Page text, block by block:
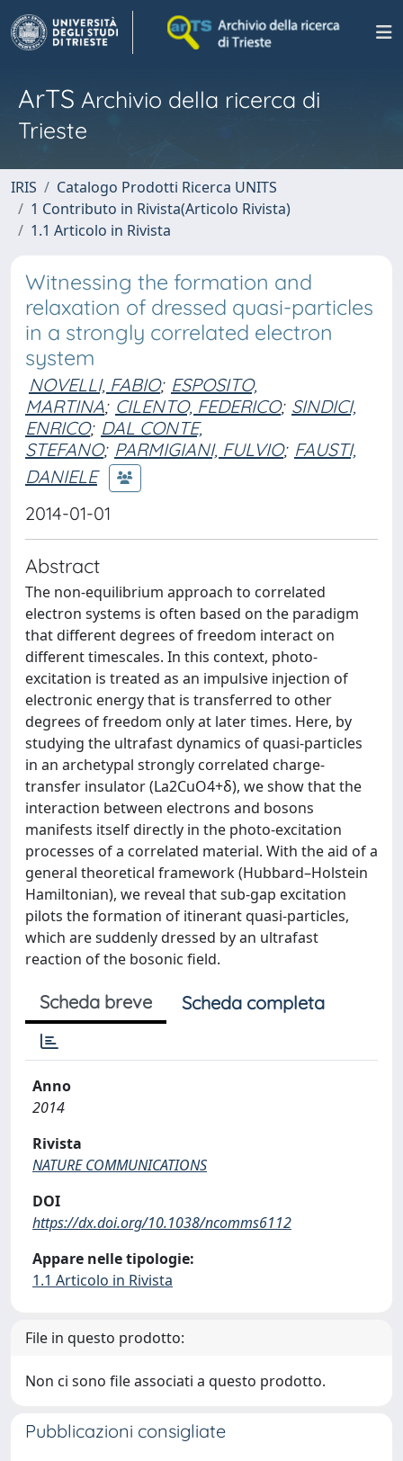
ArTS Archivio della ricerca di
Trieste
IRIS
Catalogo Prodotti Ricerca UNITS
1 Contributo in Rivista(Articolo Rivista)
1.1 Articolo in Rivista
Witnessing the formation and
relaxation of dressed quasi-particles
in a strongly correlated electron
system
NOVELLI, FABIO; ESPOSITO,
MARTINA; CILENTO, FEDERICO; SINDICI,
ENRICO; DAL CONTE,
STEFANO; PARMIGIANI, FULVIO; FAUSTI,
DANIELE
2014-01-01
Abstract
The non-equilibrium approach to correlated
electron systems is often based on the paradigm
that different degrees of freedom interact on
different timescales. In this context, photo-
excitation is treated as an impulsive injection of
electronic energy that is transferred to other
degrees of freedom only at later times. Here, by
studying the ultrafast dynamics of quasi-particles
in an archetypal strongly correlated charge-
transfer insulator (La2CuO4+δ), we show that the
interaction between electrons and bosons
manifests itself directly in the photo-excitation
processes of a correlated material. With the aid of a
general theoretical framework (Hubbard–Holstein
Hamiltonian), we reveal that sub-gap excitation
pilots the formation of itinerant quasi-particles,
which are suddenly dressed by an ultrafast
reaction of the bosonic field.
Scheda breve Scheda completa
Anno
2014
Rivista
NATURE COMMUNICATIONS
DOI
https://dx.doi.org/10.1038/ncomms6112
Appare nelle tipologie:
1.1 Articolo in Rivista
File in questo prodotto:
Non ci sono file associati a questo prodotto.
Pubblicazioni consigliate